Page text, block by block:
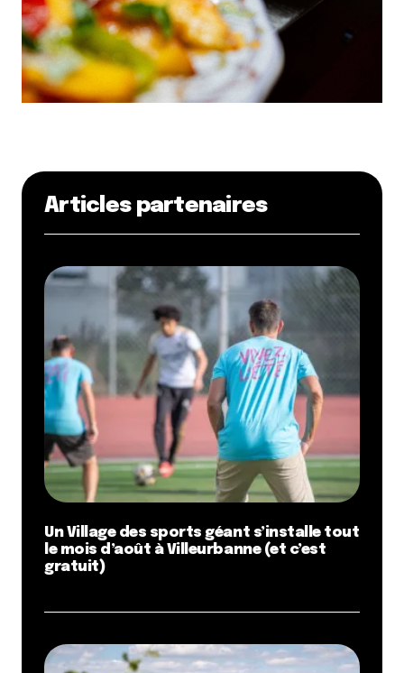
Articles partenaires
Un Village des sports géant s’installe tout
le mois d’août à Villeurbanne (et c’est
gratuit)